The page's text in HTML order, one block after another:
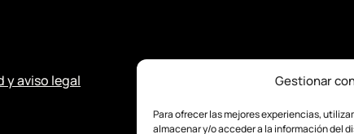
Gestionar
Para ofrecer las mejores experiencias,
almacenar y/o acceder a la información del
y aviso legal